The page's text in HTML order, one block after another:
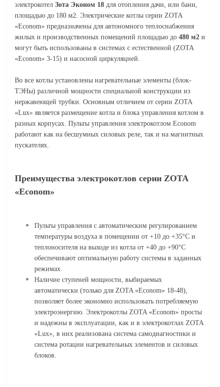
электрокотел Зота Эконом 18 для отопления дачи, или бани,
площадью до 180 м2. Электрические котлы серии ZOTA
«Econom» предназначены для автономного теплоснабжения
жилых и производственных помещений площадью до 480 м2 и
могут быть использованы в системах с естественной (ZOTA
«Econom» 3-15) и насосной циркуляцией.
Во все котлы установлены нагревательные элементы (блок-
ТЭНы) различной мощности специальной конструкции из
нержавеющей трубки. Основным отличием от серии ZOTA
«Lux» является размещение котла и блока управления котлом в
разных корпусах. Пульты управления электрокотлом Econom
работают как на бесшумных силовых реле, так и на магнитных
пускателях.
Преимущества электрокотлов серии ZOTA
«Econom»
Пульты управления с автоматическим регулированием
температуры воздуха в помещении от +10 до +35°С и
теплоносителя на выходе из котла от +40 до +90°С
обеспечивают оптимальную работу системы в заданных
режимах.
Наличие ступеней мощности, выбираемых
автоматически (только для ZOTA «Econom» 18-48),
позволяет более экономно использовать потребляемую
электроэнергию. Электрокотлы ZOTA «Econom» просты
и надежны в эксплуатации, как и в электрокотлах ZOTA
«Lux», в них реализована система самодиагностики и
система ротации нагревательных элементов и силовых
блоков.